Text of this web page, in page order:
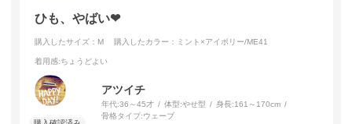
ひも、やばい❤︎
購入したサイズ：M 購入したカラー：ミント×アイボリー/ME41
着用感:ちょうどよい
アツイチ
年代:36～45才 体型:やせ型 身長:161～170cm
骨格タイプ:ウェーブ